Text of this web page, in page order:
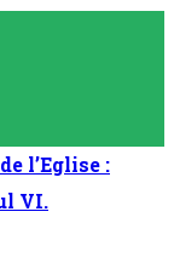
l’Eglise :
VI.